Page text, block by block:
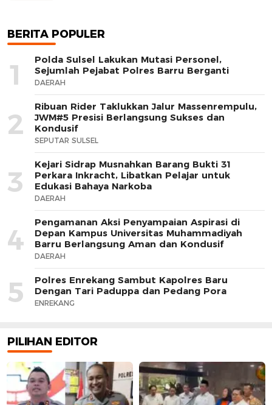
BERITA POPULER
1
Polda Sulsel Lakukan Mutasi Personel,
Sejumlah Pejabat Polres Barru Berganti
DAERAH
2
Ribuan Rider Taklukkan Jalur Massenrempulu,
JWM#5 Presisi Berlangsung Sukses dan
Kondusif
SEPUTAR SULSEL
3
Kejari Sidrap Musnahkan Barang Bukti 31
Perkara Inkracht, Libatkan Pelajar untuk
Edukasi Bahaya Narkoba
DAERAH
4
Pengamanan Aksi Penyampaian Aspirasi di
Depan Kampus Universitas Muhammadiyah
Barru Berlangsung Aman dan Kondusif
DAERAH
5
Polres Enrekang Sambut Kapolres Baru
Dengan Tari Paduppa dan Pedang Pora
ENREKANG
PILIHAN EDITOR